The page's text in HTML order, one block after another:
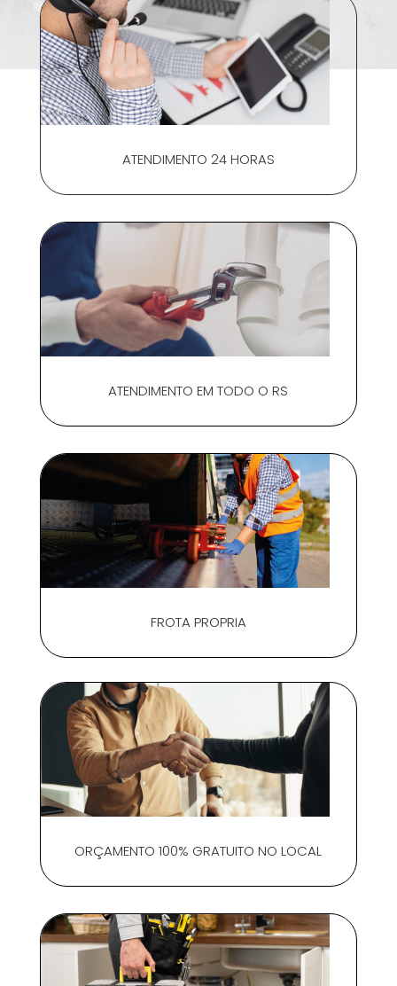
ATENDIMENTO 24 HORAS
ATENDIMENTO EM TODO O RS
FROTA PROPRIA
ORÇAMENTO 100% GRATUITO NO LOCAL